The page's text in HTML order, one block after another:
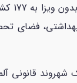
فضای
قانونی